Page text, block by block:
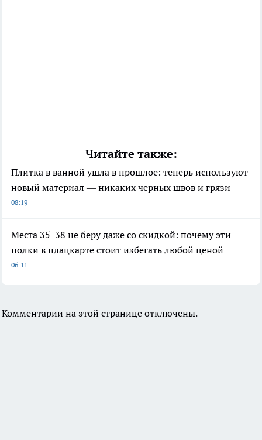
Читайте также:
Плитка в ванной ушла в прошлое: теперь используют
новый материал — никаких черных швов и грязи
08:19
Места 35–38 не беру даже со скидкой: почему эти
полки в плацкарте стоит избегать любой ценой
06:11
Комментарии на этой странице отключены.